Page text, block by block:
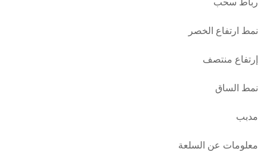
رباط سحب
نمط ارتفاع الخصر
إرتفاع منتصف
نمط الساق
مدبب
معلومات عن السلعة